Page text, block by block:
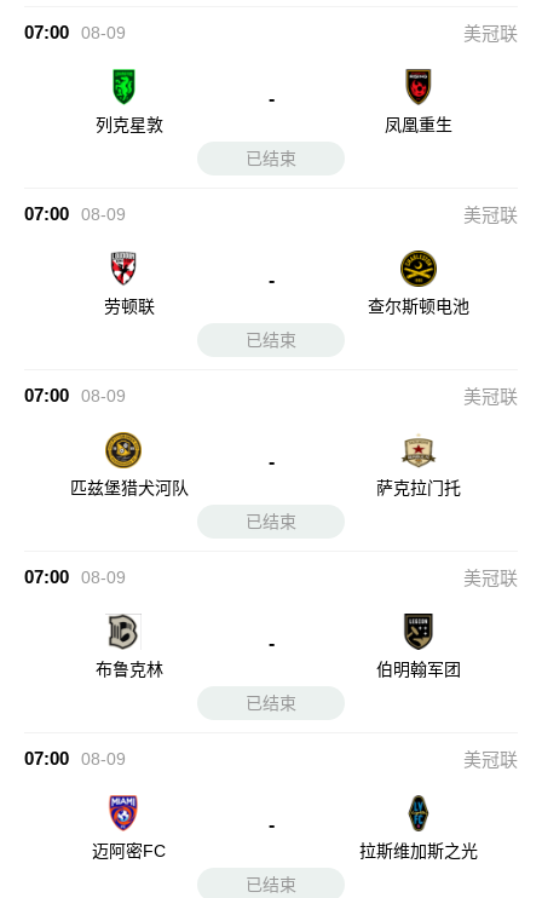
07:00 08-09 美冠联
列克星敦
-
凤凰重生
已结束
07:00 08-09 美冠联
劳顿联
-
查尔斯顿电池
已结束
07:00 08-09 美冠联
匹兹堡猎犬河队
-
萨克拉门托
已结束
07:00 08-09 美冠联
布鲁克林
-
伯明翰军团
已结束
07:00 08-09 美冠联
迈阿密FC
-
拉斯维加斯之光
已结束